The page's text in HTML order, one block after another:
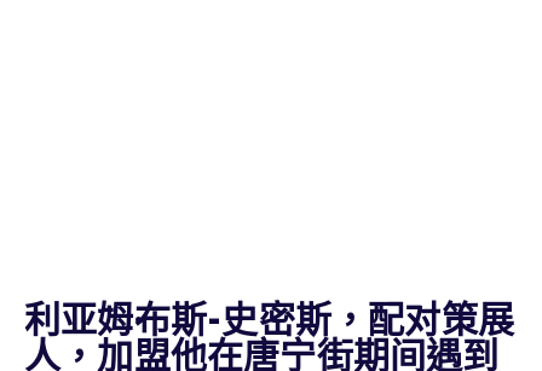
利亚姆·布斯-史密斯，配对策展
人，加盟他在唐宁街期间遇到